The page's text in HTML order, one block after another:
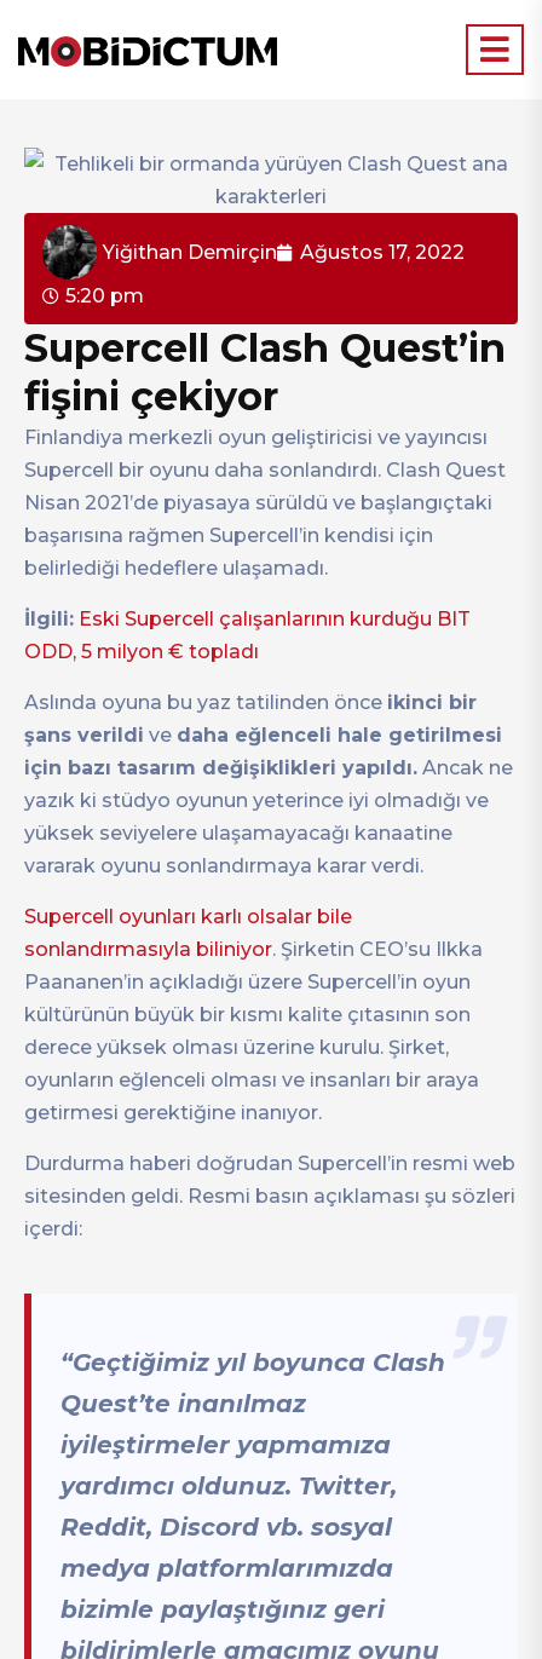
Yiğithan Demirçin
Ağustos 17, 2022
5:20 pm
Supercell Clash Quest’in
fişini çekiyor
Finlandiya merkezli oyun geliştiricisi ve yayıncısı
Supercell bir oyunu daha sonlandırdı. Clash Quest
Nisan 2021’de piyasaya sürüldü ve başlangıçtaki
başarısına rağmen Supercell’in kendisi için
belirlediği hedeflere ulaşamadı.
İlgili: Eski Supercell çalışanlarının kurduğu BIT
ODD, 5 milyon € topladı
Aslında oyuna bu yaz tatilinden önce ikinci bir
şans verildi ve daha eğlenceli hale getirilmesi
için bazı tasarım değişiklikleri yapıldı. Ancak ne
yazık ki stüdyo oyunun yeterince iyi olmadığı ve
yüksek seviyelere ulaşamayacağı kanaatine
vararak oyunu sonlandırmaya karar verdi.
Supercell oyunları karlı olsalar bile
sonlandırmasıyla biliniyor. Şirketin CEO’su Ilkka
Paananen’in açıkladığı üzere Supercell’in oyun
kültürünün büyük bir kısmı kalite çıtasının son
derece yüksek olması üzerine kurulu. Şirket,
oyunların eğlenceli olması ve insanları bir araya
getirmesi gerektiğine inanıyor.
Durdurma haberi doğrudan Supercell’in resmi web
sitesinden geldi. Resmi basın açıklaması şu sözleri
içerdi:
“Geçtiğimiz yıl boyunca Clash
Quest’te inanılmaz
iyileştirmeler yapmamıza
yardımcı oldunuz. Twitter,
Reddit, Discord vb. sosyal
medya platformlarımızda
bizimle paylaştığınız geri
bildirimlerle amacımız oyunu